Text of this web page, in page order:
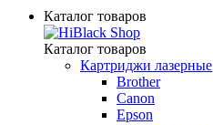
Каталог товаров
Каталог товаров
Картриджи лазерные
Brother
Canon
Epson